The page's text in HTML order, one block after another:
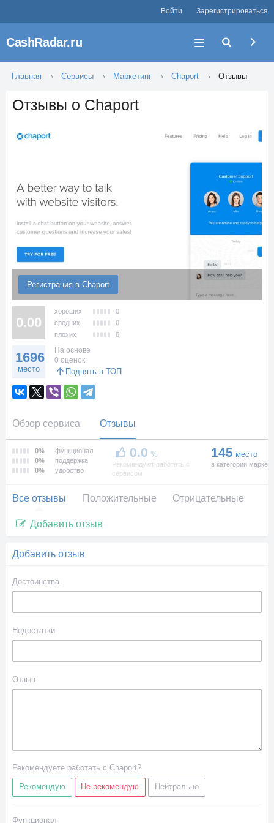
Войти Зарегистрироваться
CashRadar.ru
Главная Сервисы Маркетинг Chaport Отзывы
Отзывы о Chaport
Регистрация в Chaport
0.00
хороших
0
средних
0
плохих
0
1696
место
На основе
0 оценок
Поднять в ТОП
Обзор сервиса Отзывы
0%
функционал
0%
поддержка
0%
удобство
0.0 %
Рекомендуют работать с
сервисом
145 место
в категории
Все отзывы Положительные Отрицательные
Добавить отзыв
Добавить отзыв
Достоинства
Недостатки
Отзыв
Рекомендуете работать с Chaport?
Рекомендую Не рекомендую Нейтрально
Функционал